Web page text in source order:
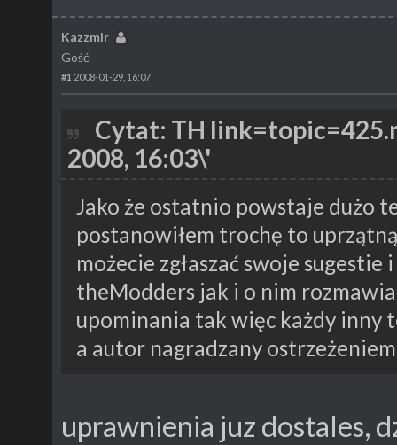
Kazzmir
Gość
#1 2008-01-29, 16:07
Cytat: TH
2008, 16:03\'
Jako że ostatnio powstaje dużo
postanowiłem trochę to
możecie zgłaszać swoje
theModders jak i o nim
upominania tak więc każdy inny
a autor nagradzany
uprawnienia juz dostales,